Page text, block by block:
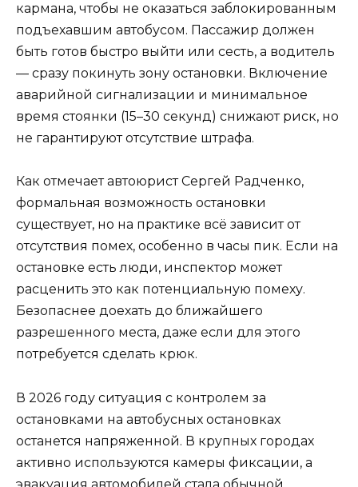
кармана, чтобы не оказаться заблокированным
подъехавшим автобусом. Пассажир должен
быть готов быстро выйти или сесть, а водитель
— сразу покинуть зону остановки. Включение
аварийной сигнализации и минимальное
время стоянки (15–30 секунд) снижают риск, но
не гарантируют отсутствие штрафа.
Как отмечает автоюрист Сергей Радченко,
формальная возможность остановки
существует, но на практике всё зависит от
отсутствия помех, особенно в часы пик. Если на
остановке есть люди, инспектор может
расценить это как потенциальную помеху.
Безопаснее доехать до ближайшего
разрешенного места, даже если для этого
потребуется сделать крюк.
В 2026 году ситуация с контролем за
остановками на автобусных остановках
останется напряженной. В крупных городах
активно используются камеры фиксации, а
эвакуация автомобилей стала обычной